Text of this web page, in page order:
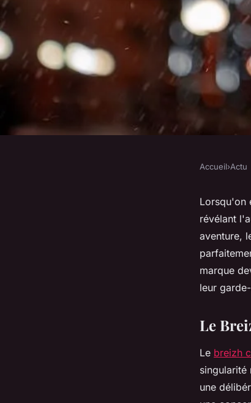
Breizh Club : Un
avisée de
2 min de lecture
Accueil›Actu
Lorsqu'on
révélant
aventure,
marque
leur
Le
Le breizh
singularité
une